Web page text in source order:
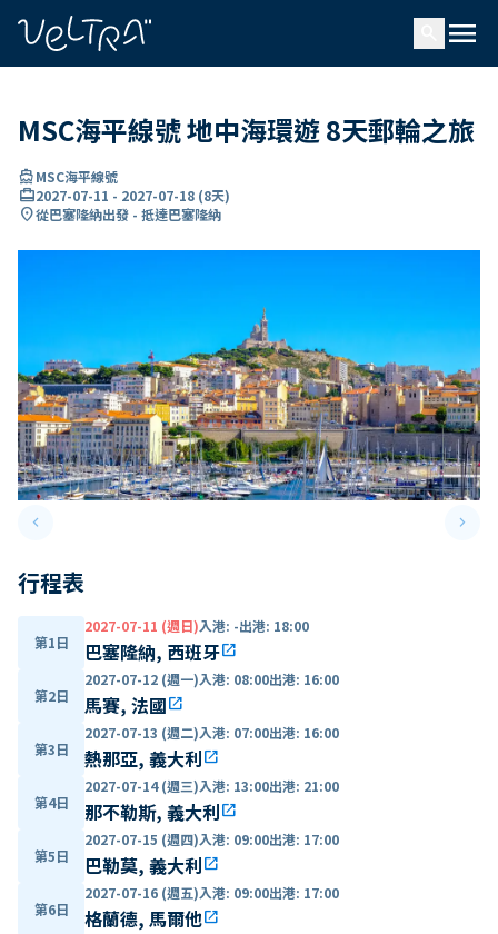
menu
MSC海平線號 地中海環遊 8天郵輪之旅
directions_boatMSC海平線號
card_travel2027-07-11 - 2027-07-18 (8天)
location_on從巴塞隆納出發 - 抵達巴塞隆納
keyboard_arrow_leftPrevious slide keyboard_arrow_right
行程表
第1日
2027-07-11 (週日)入港: -出港: 18:00
巴塞隆納, 西班牙open_in_new
第2日
2027-07-12 (週一)入港: 08:00出港: 16:00
馬賽, 法國open_in_new
第3日
2027-07-13 (週二)入港: 07:00出港: 16:00
熱那亞, 義大利open_in_new
第4日
2027-07-14 (週三)入港: 13:00出港: 21:00
那不勒斯, 義大利open_in_new
第5日
2027-07-15 (週四)入港: 09:00出港: 17:00
巴勒莫, 義大利open_in_new
第6日
2027-07-16 (週五)入港: 09:00出港: 17:00
格蘭德, 馬爾他open_in_new